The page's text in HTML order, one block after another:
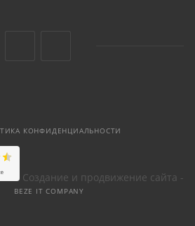
КОНФИДЕНЦИАЛЬНОСТИ
Создание и продвижение сайта -
BEZE IT COMPANY